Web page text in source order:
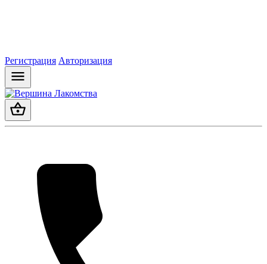
Регистрация Авторизация